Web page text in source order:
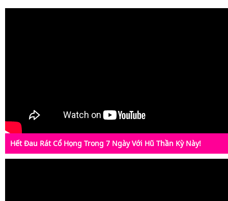
Hết Đau Rát Cổ Họng Trong 7 Ngày Với Hũ Thần Kỳ Này!